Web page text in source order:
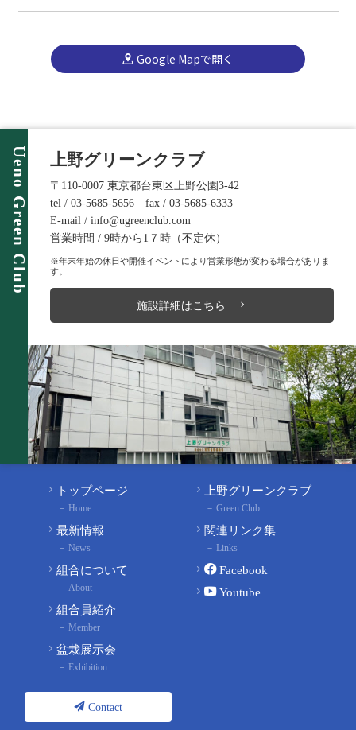
Google Mapで開く
Ueno Green Club 上野グリーンクラブ
〒110-0007 東京都台東区上野公園3-42
tel / 03-5685-5656 fax / 03-5685-6333
E-mail / info@ugreenclub.com
営業時間 / 9時から1７時（不定休）
※年末年始の休日や開催イベントにより営業形態が変わる場合がありま
す。
施設詳細はこちら
トップページ
Home
最新情報
News
組合について
About
組合員紹介
Member
盆栽展示会
Exhibition
上野グリーンクラブ
Green Club
関連リンク集
Links
Facebook
Youtube
Contact